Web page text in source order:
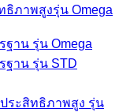
ภาพสูงรุ่น Omega
าน รุ่น Omega
ฐาน รุ่น STD
ระสิทธิภาพสูง รุ่น